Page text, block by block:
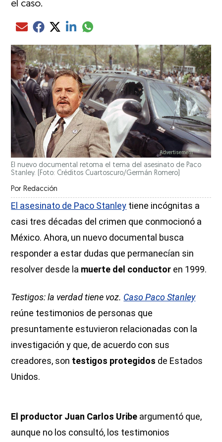
el caso.
Compartir el artículo actual mediante Email
Compartir el artículo actual mediante Facebook
Compartir el artículo actual mediante Twitter
Compartir el artículo actual mediante LinkedIn
Compartir el artículo actual mediante
El nuevo documental retoma el tema del asesinato de Paco
Stanley. (Foto: Créditos Cuartoscuro/Germán Romero)
Por Redacción
El asesinato de Paco Stanley tiene incógnitas a
casi tres décadas del crimen que conmocionó a
México. Ahora, un nuevo documental busca
responder a estar dudas que permanecían sin
resolver desde la muerte del conductor en 1999.
Testigos: la verdad tiene voz. Caso Paco Stanley
reúne testimonios de personas que
presuntamente estuvieron relacionadas con la
investigación y que, de acuerdo con sus
creadores, son testigos protegidos de Estados
Unidos.
El productor Juan Carlos Uribe argumentó que,
aunque no los consultó, los testimonios